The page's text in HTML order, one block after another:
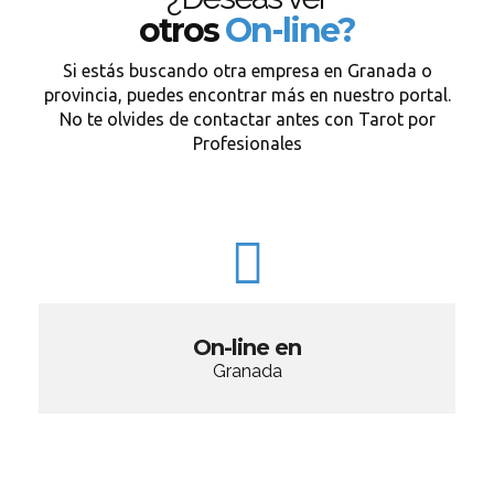
otrosOn-line?
Si estás buscando otra empresa en Granada o
provincia, puedes encontrar más en nuestro portal.
No te olvides de contactar antes con Tarot por
Profesionales
On-line en
Granada